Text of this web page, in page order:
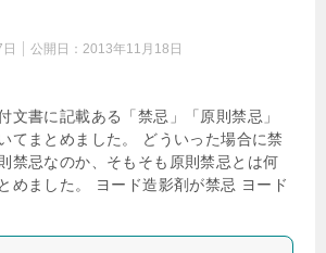
公開日： 2013年11月18日
文書に記載ある「禁忌」「原則禁忌」
てまとめました。 どういった場合に禁
禁忌なのか、そもそも原則禁忌とは何
めました。 ヨード造影剤が禁忌 ヨード